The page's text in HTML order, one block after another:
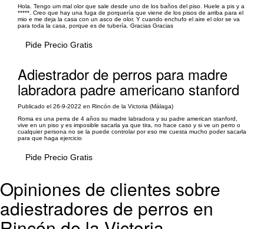
Hola. Tengo um mal olor que sale desde uno de los baños del piso. Huele a pis y a
*****. Creo que hay una fuga de porquería que viene de los pisos de arriba para el
mio e me deja la casa con un asco de olor. Y cuando enchufo el aire el olor se va
para toda la casa, porque es de tubería. Gracias Gracias
Pide Precio Gratis
Adiestrador de perros para madre
labradora padre americano stanford
Publicado el 26-9-2022 en Rincón de la Victoria (Málaga)
Roma es una perra de 4 años su madre labradora y su padre american stanford,
vive en un piso y es imposible sacarla ya que tira, no hace caso y si ve un perro o
cualquier persona no se la puede controlar por eso me cuesta mucho poder sacarla
para que haga ejercicio
Pide Precio Gratis
Opiniones de clientes sobre
adiestradores de perros en